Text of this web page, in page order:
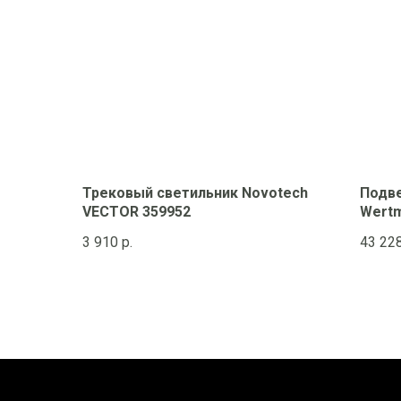
Трековый светильник Novotech
VECTOR 359952
3 910 р.
43